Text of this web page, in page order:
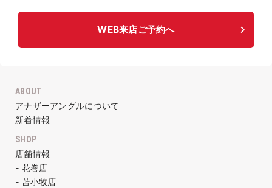
WEB来店ご予約へ
ABOUT
アナザーアングルについて
新着情報
SHOP
店舗情報
- 花巻店
- 苫小牧店